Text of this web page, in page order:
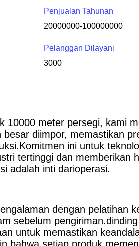
Penjualan Tahunan
20000000-100000000
Pelanggan Dilayani
3000
10000 meter persegi, kami
besar diimpor, memastikan
ini untuk
tertinggi dan memberikan
adalah inti darioperasi.